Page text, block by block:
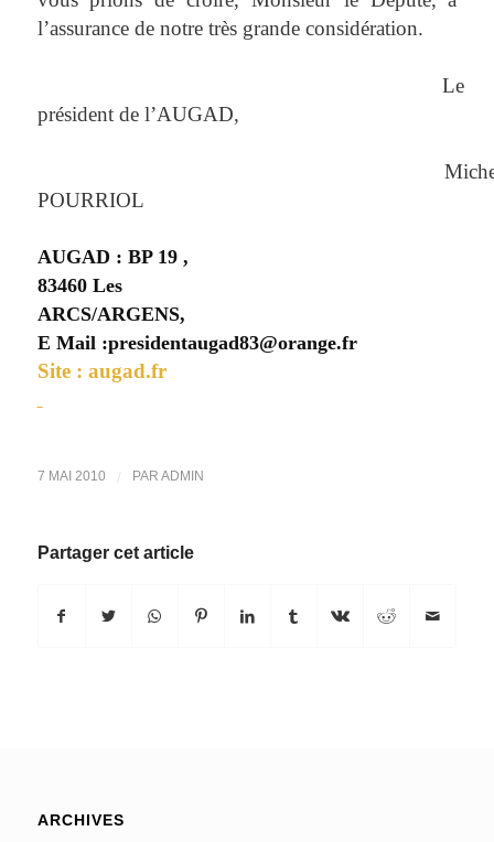
l’assurance de notre très grande considération.
Le
président de l’AUGAD,
POURRIOL
AUGAD : BP 19 ,
83460 Les
ARCS/ARGENS,
E Mail :presidentaugad83@orange.fr
Site : augad.fr
7 MAI 2010 / PAR ADMIN
Partager cet article
ARCHIVES